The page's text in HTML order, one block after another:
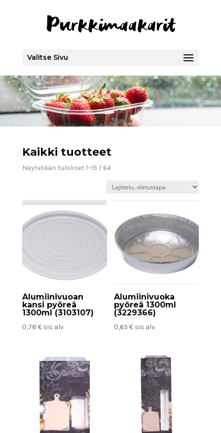
Valitse Sivu
Kaikki tuotteet
Näytetään tulokset 1–15 / 64
Alumiinivuoan
kansi pyöreä
1300ml (3103107)
0,78 € sis alv
Alumiinivuoka
pyöreä 1300ml
(3229366)
0,65€ sis alv